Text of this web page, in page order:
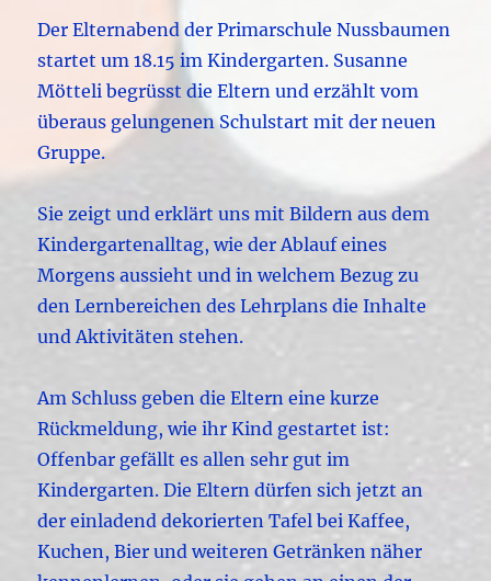
Der Elternabend der Primarschule Nussbaumen
startet um 18.15 im Kindergarten. Susanne
Mötteli begrüsst die Eltern und erzählt vom
überaus gelungenen Schulstart mit der neuen
Gruppe.
Sie zeigt und erklärt uns mit Bildern aus dem
Kindergartenalltag, wie der Ablauf eines
Morgens aussieht und in welchem Bezug zu
den Lernbereichen des Lehrplans die Inhalte
und Aktivitäten stehen.
Am Schluss geben die Eltern eine kurze
Rückmeldung, wie ihr Kind gestartet ist:
Offenbar gefällt es allen sehr gut im
Kindergarten. Die Eltern dürfen sich jetzt an
der einladend dekorierten Tafel bei Kaffee,
Kuchen, Bier und weiteren Getränken näher